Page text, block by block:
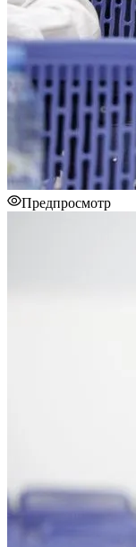
Предпросмотр